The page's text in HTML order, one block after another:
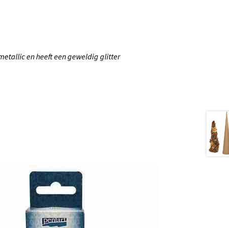
en heeft een geweldig glitter